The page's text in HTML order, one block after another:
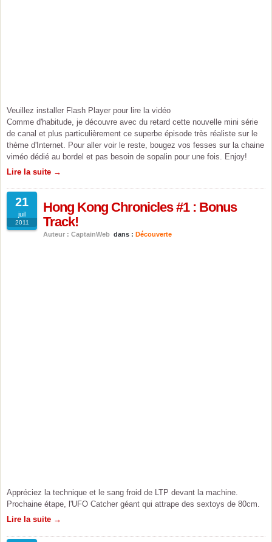
Veuillez installer Flash Player pour lire la vidéo
Comme d'habitude, je découvre avec du retard cette nouvelle mini série
de canal et plus particulièrement ce superbe épisode très réaliste sur le
thème d'Internet. Pour aller voir le reste, bougez vos fesses sur la chaine
viméo dédié au bordel et pas besoin de sopalin pour une fois. Enjoy!
Lire la suite →
21
juil
2011
Hong Kong Chronicles #1 : Bonus
Track!
Auteur : CaptainWeb dans : Découverte
Appréciez la technique et le sang froid de LTP devant la machine.
Prochaine étape, l'UFO Catcher géant qui attrape des sextoys de 80cm.
Lire la suite →